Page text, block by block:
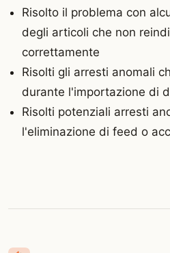
Risolto il problema con
degli articoli che non
correttamente
Risolti gli arresti anomali
durante l'importazione di
Risolti potenziali arresti
l'eliminazione di feed o